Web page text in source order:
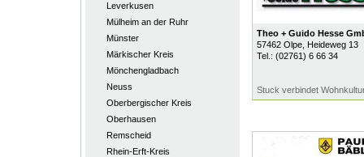
Leverkusen
Mülheim an der Ruhr
Münster
Märkischer Kreis
Mönchengladbach
Neuss
Oberbergischer Kreis
Oberhausen
Remscheid
Rhein-Erft-Kreis
Theo + Guido Hesse
57462 Olpe, Heideweg 13
Tel.: (02761) 6 66 34
Stuck verbindet